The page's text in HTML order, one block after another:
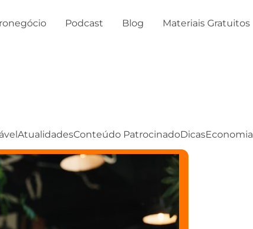
Podcast Blog Materiais Gratuitos
AtualidadesConteúdo PatrocinadoDicasEconomia